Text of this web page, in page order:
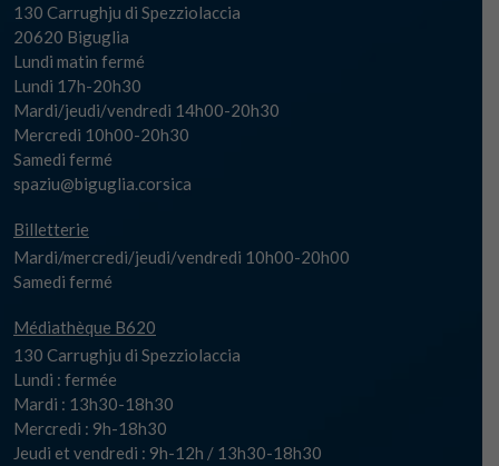
130 Carrughju di Spezziolaccia
20620 Biguglia
Lundi matin fermé
Lundi 17h-20h30
Mardi/jeudi/vendredi 14h00-20h30
Mercredi 10h00-20h30
Samedi fermé
spaziu@biguglia.corsica
Billetterie
Mardi/mercredi/jeudi/vendredi 10h00-20h00
Samedi fermé
Médiathèque B620
130 Carrughju di Spezziolaccia
Lundi : fermée
Mardi : 13h30-18h30
Mercredi : 9h-18h30
Jeudi et vendredi : 9h-12h / 13h30-18h30